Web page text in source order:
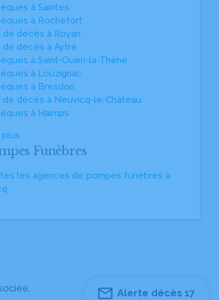
à Saintes
à Rochefort
de décès à Royan
de décès à Aytré
à Saint-Ouen-la-Thène
à Louzignac
à Bresdon
de décès à Neuvicq-le-Château
à Haimps
plus
Funèbres
les agences de pompes funèbres à
Alerte décès 17